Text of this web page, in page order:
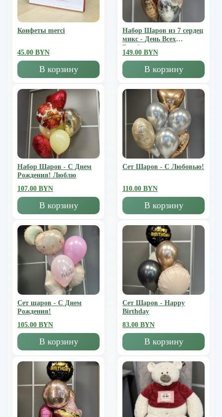
Конфеты merci
45.00 BYN
В корзину
Набор Шаров из 7 сердец
микс - День Всех
Влюбленных
149.00 BYN
В корзину
Набор Шаров - С Днем
Рождения! Люблю
107.00 BYN
В корзину
Сет Шаров - С Любовью!
110.00 BYN
В корзину
Сет шаров - С Днем
Рождения!
105.00 BYN
В корзину
Сет Шаров - Happy
Birthday
83.00 BYN
В корзину